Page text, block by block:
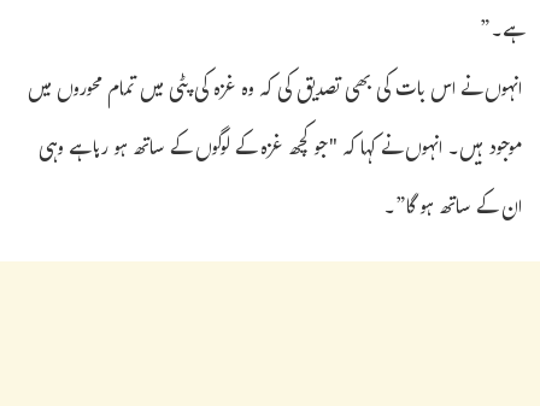
ہے۔”
انہوں نے اس بات کی بھی تصدیق کی کہ وہ غزہ کی پٹی میں تمام محوروں میں
موجود ہیں۔ انہوں نے کہا کہ "جو کچھ غزہ کے لوگوں کے ساتھ ہو رہا ہے وہی
ان کے ساتھ ہو گا”۔